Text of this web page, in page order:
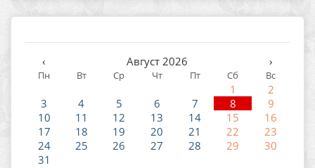
‹ Август 2026 ›
Пн Вт Ср Чт Пт Сб Вс
1
2
3
4 5 6 7 8
9
10
11 12 13 14 15
16
17
18 19 20 21 22
23
24
25 26 27 28 29
30
31